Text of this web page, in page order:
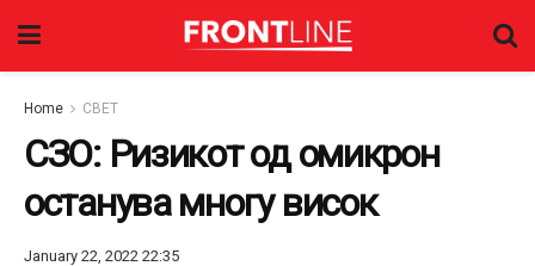
Home СВЕТ
СЗО: Ризикот од омикрон
останува многу висок
January 22, 2022 22:35